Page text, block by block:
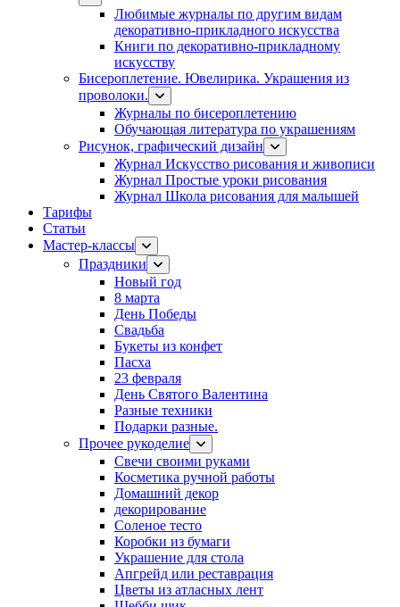
Любимые журналы по другим видам
декоративно-прикладного искусства
Книги по декоративно-прикладному
искусству
Бисероплетение. Ювелирика. Украшения из
проволоки.
Журналы по бисероплетению
Обучающая литература по украшениям
Рисунок, графический дизайн
Журнал Искусство рисования и живописи
Журнал Простые уроки рисования
Журнал Школа рисования для малышей
Тарифы
Статьи
Мастер-классы
Праздники
Новый год
8 марта
День Победы
Свадьба
Букеты из конфет
Пасха
23 февраля
День Святого Валентина
Разные техники
Подарки разные.
Прочее рукоделие
Свечи своими руками
Косметика ручной работы
Домашний декор
декорирование
Соленое тесто
Коробки из бумаги
Украшение для стола
Апгрейд или реставрация
Цветы из атласных лент